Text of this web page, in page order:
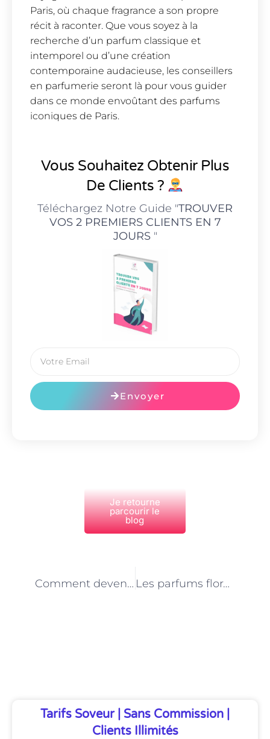
Paris, où chaque fragrance a son propre
récit à raconter. Que vous soyez à la
recherche d’un parfum classique et
intemporel ou d’une création
contemporaine audacieuse, les conseillers
en parfumerie seront là pour vous guider
dans ce monde envoûtant des parfums
iconiques de Paris.
Vous Souhaitez Obtenir Plus
De Clients ?
Téléchargez Notre Guide "TROUVER
VOS 2 PREMIERS CLIENTS EN 7
JOURS"
Envoyer
Je retourne
parcourir le
blog
Comment devenir un conseiller en parfumerie reconnu à Paris : conseils d’experts Les parfums floraux à la mode à Paris : recommandations des conseillers
Tarifs Soveur | Sans Commission |
Clients Illimités